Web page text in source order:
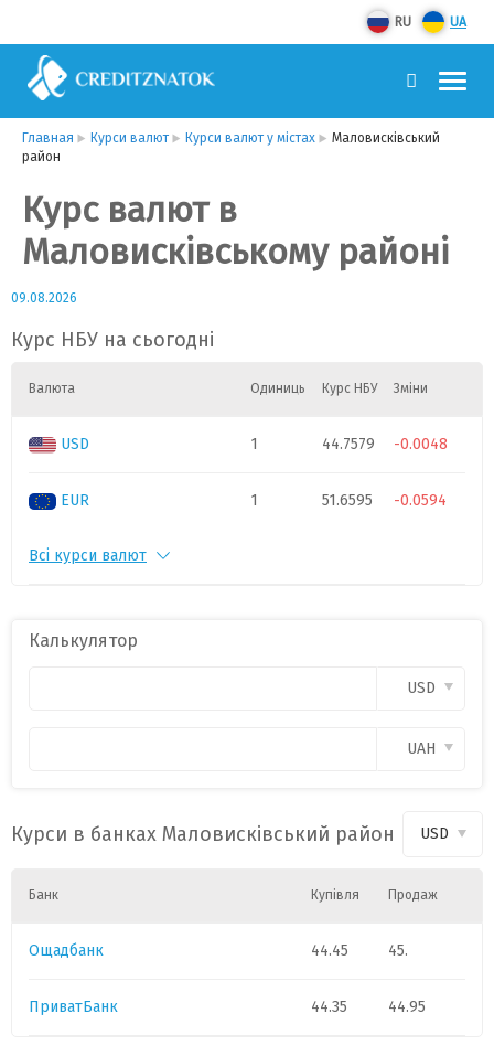
RU UA
Главная Курси валют Курси валют у містах
Маловисківський
район
Курс валют в
Маловисківському районі
09.08.2026
Курс НБУ на сьогодні
Валюта Одиниць Курс НБУ Зміни
USD 1 44.7579 -0.0048
EUR 1 51.6595 -0.0594
CHF
Всі курси валют
Калькулятор
USD
UAH
Курси в банках Маловисківський район USD
Банк Купівля Продаж
Ощадбанк 44.45 45.
ПриватБанк 44.35 44.95